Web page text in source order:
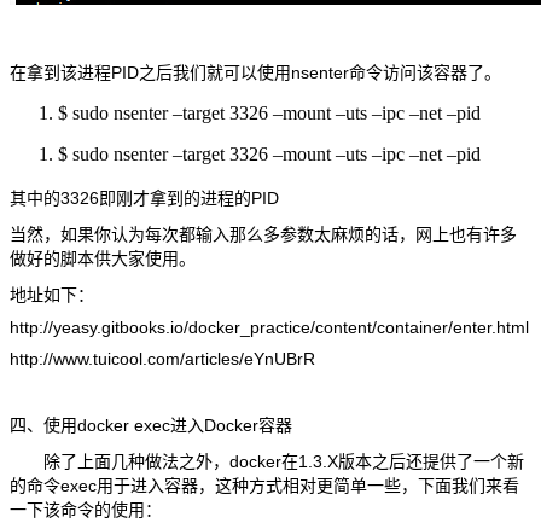
在拿到该进程PID之后我们就可以使用nsenter命令访问该容器了。
$ sudo nsenter –target 3326 –mount –uts –ipc –net –pid
$ sudo nsenter –target 3326 –mount –uts –ipc –net –pid
其中的3326即刚才拿到的进程的PID
当然，如果你认为每次都输入那么多参数太麻烦的话，网上也有许多
做好的脚本供大家使用。
地址如下：
http://yeasy.gitbooks.io/docker_practice/content/container/enter.html
http://www.tuicool.com/articles/eYnUBrR
四、使用docker exec进入Docker容器
除了上面几种做法之外，docker在1.3.X版本之后还提供了一个新
的命令exec用于进入容器，这种方式相对更简单一些，下面我们来看
一下该命令的使用：